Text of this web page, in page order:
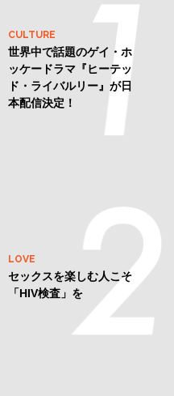
CULTURE
世界中で話題のゲイ・ホ
ッケードラマ『ヒーテッ
ド・ライバルリー』が日
本配信決定！
LOVE
セックスを楽しむ人こそ
「HIV検査」を